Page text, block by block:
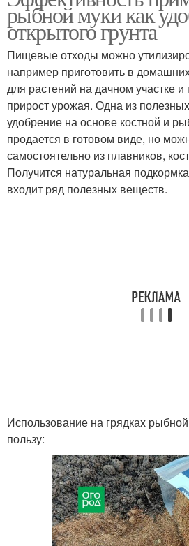
использованием
Муки на растения
рыбной муки как
открытого грунта
Пищевые отходы можно
например приготовить в
для растений на дачном участке
прирост урожая. Одна из
удобрение на основе костной и
продается в готовом виде, но
самостоятельно из плавников,
Получится натуральная
входит ряд полезных веществ.
Использование на грядках
пользу: